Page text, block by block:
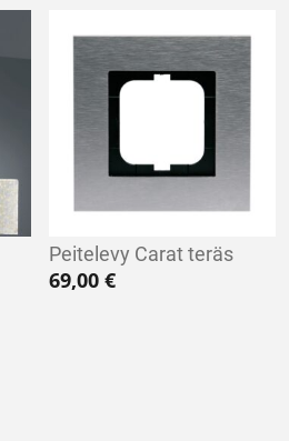
Peitelevy Carat teräs
69,00€